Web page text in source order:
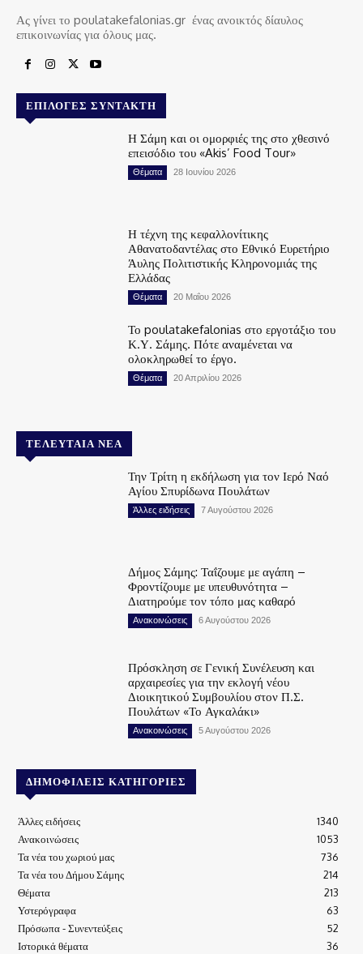
Ας γίνει το poulatakefalonias.gr ένας ανοικτός δίαυλος
επικοινωνίας για όλους μας.
ΕΠΙΛΟΓΈΣ ΣΥΝΤΆΚΤΗ
Η Σάμη και οι ομορφιές της στο χθεσινό
επεισόδιο του «Akis’ Food Tour»
Θέματα 28 Ιουνίου 2026
Η τέχνη της κεφαλλονίτικης
Αθανατοδαντέλας στο Εθνικό Ευρετήριο
Άυλης Πολιτιστικής Κληρονομιάς της
Ελλάδας
Θέματα 20 Μαΐου 2026
Το poulatakefalonias στο εργοτάξιο του
Κ.Υ. Σάμης. Πότε αναμένεται να
ολοκληρωθεί το έργο.
Θέματα 20 Απριλίου 2026
ΤΕΛΕΥΤΑΊΑ ΝΈΑ
Την Τρίτη η εκδήλωση για τον Ιερό Ναό
Αγίου Σπυρίδωνα Πουλάτων
Άλλες ειδήσεις 7 Αυγούστου 2026
Δήμος Σάμης: Ταΐζουμε με αγάπη –
Φροντίζουμε με υπευθυνότητα –
Διατηρούμε τον τόπο μας καθαρό
Ανακοινώσεις 6 Αυγούστου 2026
Πρόσκληση σε Γενική Συνέλευση και
αρχαιρεσίες για την εκλογή νέου
Διοικητικού Συμβουλίου στον Π.Σ.
Πουλάτων «Το Αγκαλάκι»
Ανακοινώσεις 5 Αυγούστου 2026
ΔΗΜΟΦΙΛΕΊΣ ΚΑΤΗΓΟΡΊΕΣ
Άλλες ειδήσεις
1340
Ανακοινώσεις
1053
Τα νέα του χωριού μας
736
Τα νέα του Δήμου Σάμης
214
Θέματα
213
Υστερόγραφα
63
Πρόσωπα - Συνεντεύξεις
52
Ιστορικά θέματα
36